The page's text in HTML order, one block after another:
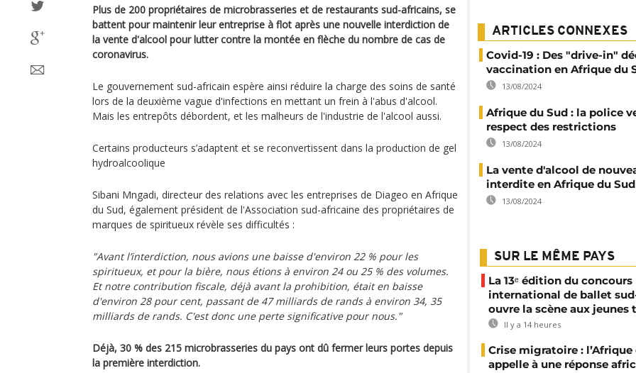
Plus de 200 propriétaires de microbrasseries et de restaurants sud-africains, se
battent pour maintenir leur entreprise à flot après une nouvelle interdiction de
la vente d'alcool pour lutter contre la montée en flèche du nombre de cas de
coronavirus.
Le gouvernement sud-africain espère ainsi réduire la charge des soins de santé
lors de la deuxième vague d'infections en mettant un frein à l'abus d'alcool.
Mais les entrepôts débordent, et les malheurs de l'industrie de l'alcool aussi.
Certains producteurs s’adaptent et se reconvertissent dans la production de gel
hydroalcoolique
Sibani Mngadi, directeur des relations avec les entreprises de Diageo en Afrique
du Sud, également président de l'Association sud-africaine des propriétaires de
marques de spiritueux révèle ses difficultés :
"Avant l’interdiction, nous avions une baisse d'environ 22 % pour les
spiritueux, et pour la bière, nous étions à environ 24 ou 25 % des volumes.
Et notre contribution fiscale, déjà avant la prohibition, était en baisse
d'environ 28 pour cent, passant de 47 milliards de rands à environ 34, 35
milliards de rands. C'est donc une perte significative pour nous."
Déjà, 30 % des 215 microbrasseries du pays ont dû fermer leurs portes depuis
la première interdiction.
ARTICLES CONNEXES
Covid-19 : Des "drive-in"
vaccination en Afrique du
13/08/2024
Afrique du Sud : la police
respect des restrictions
13/08/2024
La vente d'alcool de
interdite en Afrique du Sud
13/08/2024
SUR LE MÊME PAYS
La 13ᵉ édition du concours
international de ballet
ouvre la scène aux jeunes
Il y a 14 heures
Crise migratoire : l’Afrique
appelle à une réponse